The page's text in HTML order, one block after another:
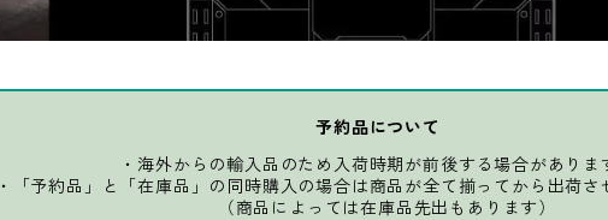
予約品について
・海外からの輸入品のため入荷時期が前後する場合がありま
・「予約品」と「在庫品」の同時購入の場合は商品が全て揃ってから出荷さ
（商品によっては在庫品先出もあります）